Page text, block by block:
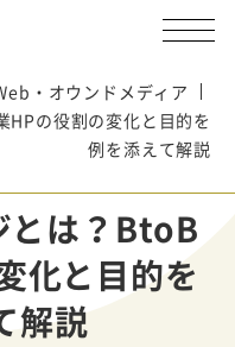
・オウンドメディア
の役割の変化と目的を
例を添えて解説
とは？BtoB
化と目的を
解説